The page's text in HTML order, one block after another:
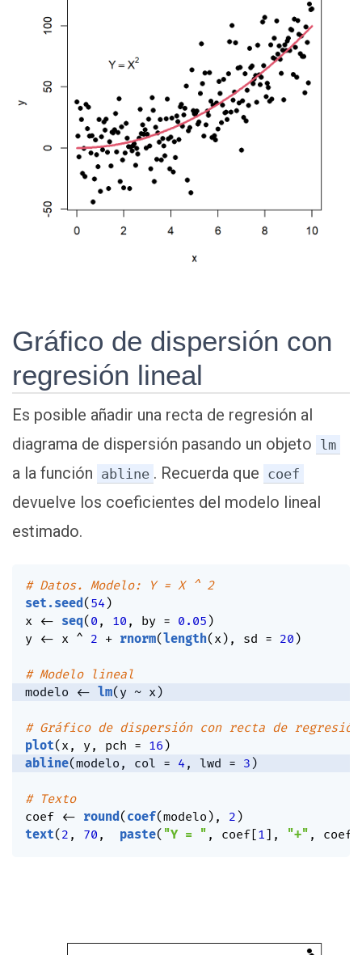
Gráfico de dispersión con
regresión lineal
Es posible añadir una recta de regresión al
diagrama de dispersión pasando un objeto lm
a la función abline . Recuerda que coef
devuelve los coeficientes del modelo lineal
estimado.
# Datos. Modelo: Y = X ^ 2
set.seed( 54)
x <- seq( 0 , 10 , by = 0.05 )
y <- x ^ 2 + rnorm(length( x) , sd = 20 )
# Modelo lineal
modelo
<- lm( y ~ x )
# Gráfico de dispersión con recta de regresión
plot( x, y, pch = 16 )
abline(modelo , col = 4, lwd = 3 )
# Texto
coef <- round( coef(modelo ) , 2 )
text( 2 , 70 , paste( "Y = " , coef [1] , "+" , coef